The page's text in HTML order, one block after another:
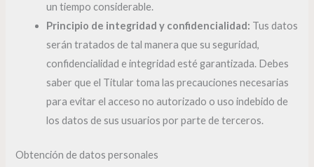
un tiempo considerable.
Principio de integridad y confidencialidad: Tus datos
serán tratados de tal manera que su seguridad,
confidencialidad e integridad esté garantizada. Debes
saber que el Titular toma las precauciones necesarias
para evitar el acceso no autorizado o uso indebido de
los datos de sus usuarios por parte de terceros.
Obtención de datos personales